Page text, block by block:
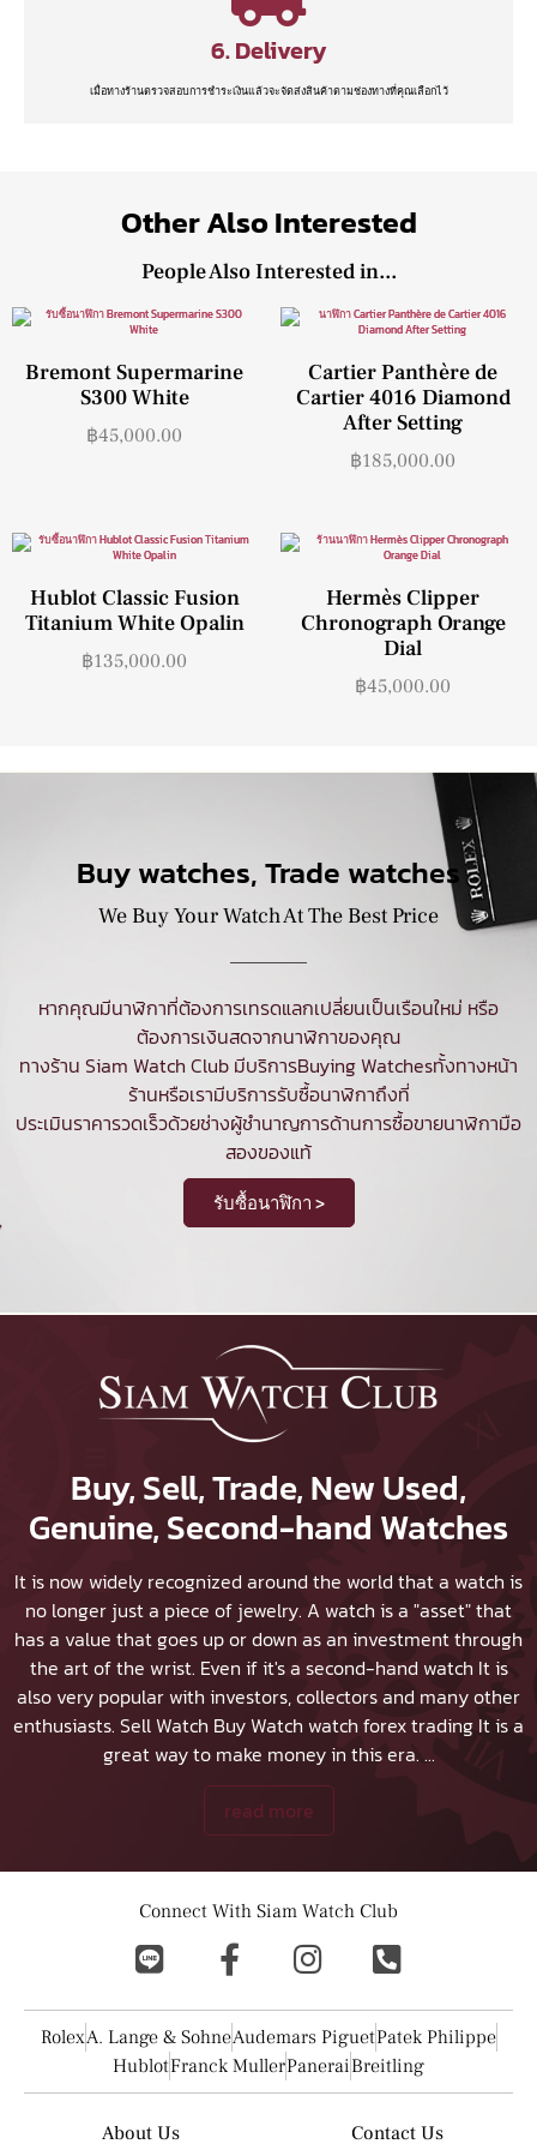
6. Delivery
เมื่อทางร้านตรวจสอบการชำระเงินแล้วจะจัดส่งสินค้าตามช่องทางที่คุณเลือกไว้
Other Also Interested
People Also Interested in...
Bremont Supermarine
S300 White
฿45,000.00
Cartier Panthère de
Cartier 4016 Diamond
After Setting
฿185,000.00
Hublot Classic Fusion
Titanium White Opalin
฿135,000.00
Hermès Clipper
Chronograph Orange
Dial
฿45,000.00
Buy watches, Trade watches
We Buy Your Watch At The Best Price
หากคุณมีนาฬิกาที่ต้องการเทรดแลกเปลี่ยนเป็นเรือนใหม่ หรือ
ต้องการเงินสดจากนาฬิกาของคุณ
ทางร้าน Siam Watch Club มีบริการBuying Watchesทั้งทางหน้า
ร้านหรือเรามีบริการรับซื้อนาฬิกาถึงที่
ประเมินราคารวดเร็วด้วยช่างผู้ชำนาญการด้านการซื้อขายนาฬิกามือ
สองของแท้
รับซื้อนาฬิกา >
Buy, Sell, Trade, New Used,
Genuine, Second-hand Watches
It is now widely recognized around the world that a watch is
no longer just a piece of jewelry. A watch is a "asset" that
has a value that goes up or down as an investment through
the art of the wrist. Even if it's a second-hand watch It is
also very popular with investors, collectors and many other
enthusiasts. Sell Watch Buy Watch watch forex trading It is a
great way to make money in this era. ...
read more
Connect With Siam Watch Club
RolexA. Lange & SohneAudemars PiguetPatek Philippe
HublotFranck MullerPaneraiBreitling
About Us Contact Us